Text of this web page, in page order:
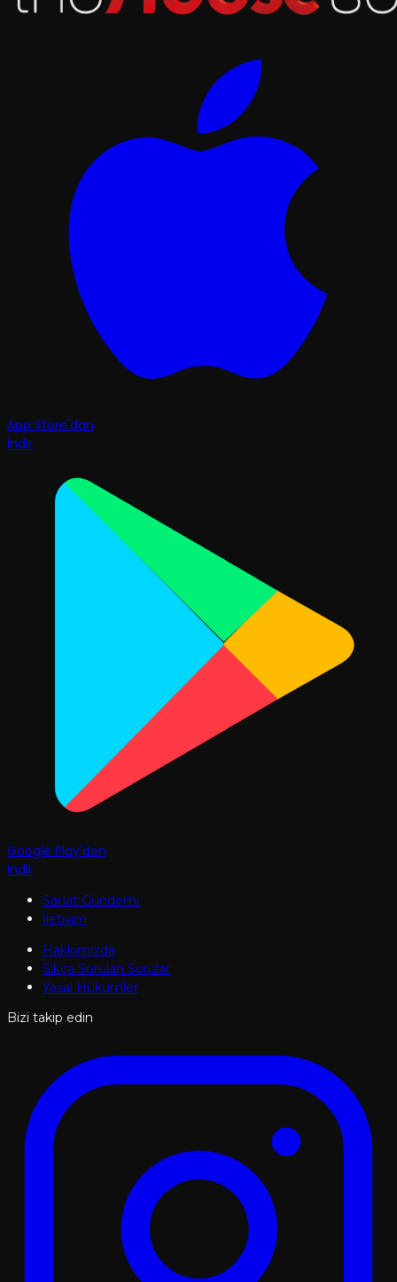
App Store'dan
İndir
Google Play'den
İndir
Sanat Gündemi
İletişim
Hakkımızda
Sıkça Sorulan Sorular
Yasal Hükümler
Bizi takip edin